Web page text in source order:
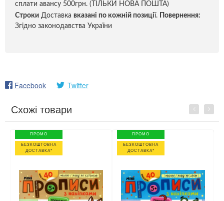
сплати авансу 500грн. (ТІЛЬКИ НОВА ПОШТА)
Строки Доставка вказані по кожній позиції.
Повернення:
Згідно законодавства України
Facebook Twitter
Схожі товари Previous
ПРОМО
БЕЗКОШТОВНА
ДОСТАВКА*
ПРОМО
БЕЗКОШТОВНА
ДОСТАВКА*
Next